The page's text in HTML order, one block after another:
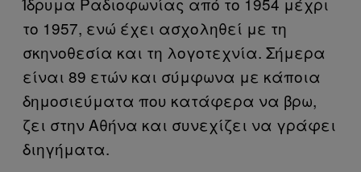
το 1957, ενώ έχει ασχοληθεί με τη
σκηνοθεσία και τη λογοτεχνία. Σήμερα
είναι 89 ετών και σύμφωνα με κάποια
δημοσιεύματα που κατάφερα να βρω,
ζει στην Αθήνα και συνεχίζει να γράφει
διηγήματα.